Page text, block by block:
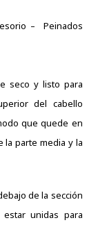
– Peinados
seco y listo para
del cabello
que quede en
la parte media y la
de la sección
unidas para